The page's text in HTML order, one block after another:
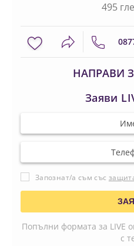
495
НАПРАВИ
Заяви
Запознат/а съм със
Попълни формата за LIVE
с